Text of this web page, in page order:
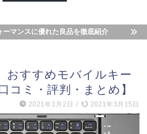
ーマンスに優れた良品を徹底紹介
おすすめモバイルキー
コミ・評判・まとめ】
2021年1月2日 / 2021年3月15日